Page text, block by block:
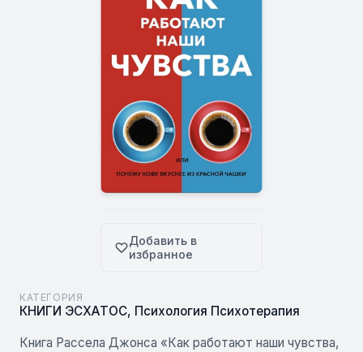
Добавить в
избранное
КАТЕГОРИЯ
КНИГИ ЭСХАТОС, Психология Психотерапия
Книга Рассела Джонса «Как работают наши чувства,